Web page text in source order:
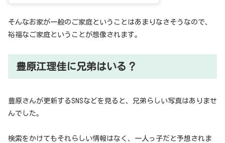
そんなお家が一般のご家庭ということはあまりなさそうなので、
裕福なご家庭ということが想像されます。
豊原江理佳に兄弟はいる？
豊原さんが更新するSNSなどを見ると、兄弟らしい写真はありませ
んでした。
検索をかけてもそれらしい情報はなく、一人っ子だと予想されま